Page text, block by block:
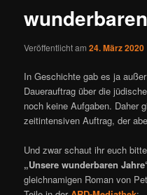
Veröffentlicht am24. März 2020
In Geschichte gab es ja
Dauerauftrag über die
noch keine Aufgaben. Daher
zeitintensiven Auftrag, der
Und zwar schaut ihr euch
„Unsere wunderbaren
gleichnamigen Roman von